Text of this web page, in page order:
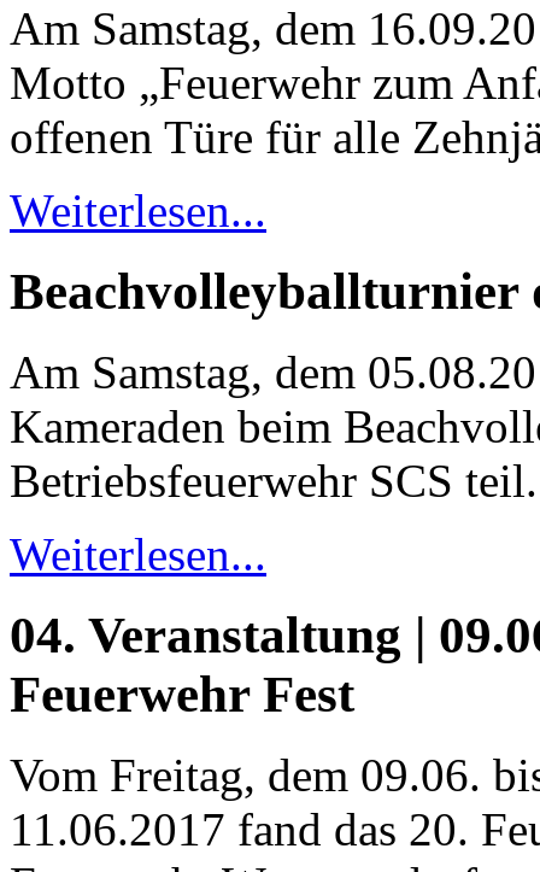
Am Samstag, dem
Motto „Feuerwehr zum
offenen Türe für alle
Weiterlesen...
Beachvolleyballturnier
Am Samstag, dem
Kameraden beim
Betriebsfeuerwehr SCS teil.
Weiterlesen...
04. Veranstaltung |
Feuerwehr Fest
Vom Freitag, dem 09.06.
11.06.2017 fand das 20.